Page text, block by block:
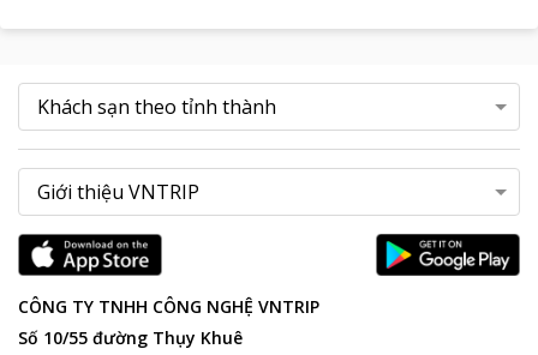
CÔNG TY TNHH CÔNG NGHỆ VNTRIP
Số 10/55 đường Thụy Khuê